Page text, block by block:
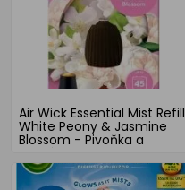
Air Wick Essential Mist Refill
White Peony & Jasmine
Blossom - Pivoňka a
vzduchu náhradní náplň
20 ml